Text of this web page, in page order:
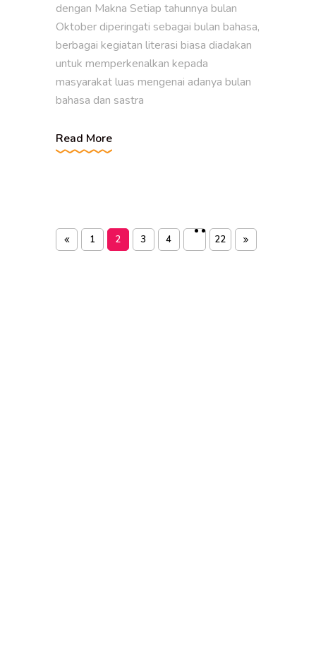
dengan Makna Setiap tahunnya bulan
Oktober diperingati sebagai bulan bahasa,
berbagai kegiatan literasi biasa diadakan
untuk memperkenalkan kepada
masyarakat luas mengenai adanya bulan
bahasa dan sastra
Read More
1 2 3 4 22